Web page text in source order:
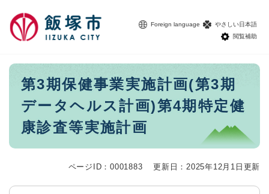
Foreign language
やさしい日本語
閲覧補助
本
第3期保健事業実施計画(第3期
データヘルス計画)第4期特定健
康診査等実施計画
ページID：0001883 更新日：2025年12月1日更新